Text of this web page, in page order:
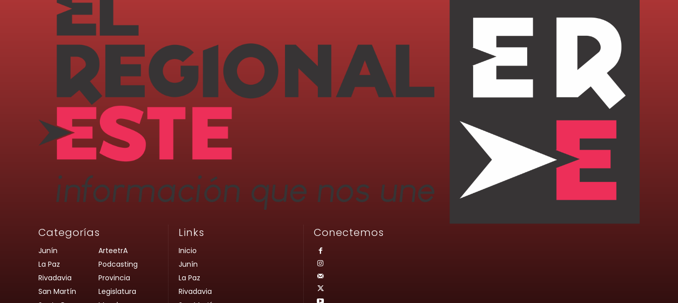
Categorías
Junín
La Paz
Rivadavia
San Martín
ArteetrA
Podcasting
Provincia
Legislatura
Links
Inicio
Junín
La Paz
Rivadavia
Conectemos